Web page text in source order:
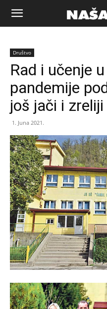
Naša
riječ
Zenica
Društvo
Rad i učenje
pandemije
još jači i zreliji
1. Juna 2021.